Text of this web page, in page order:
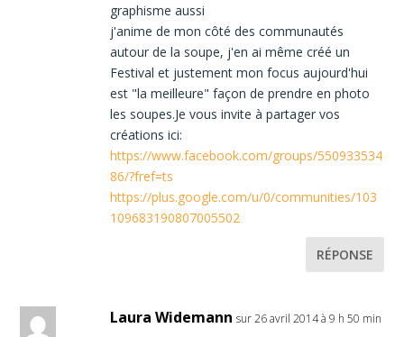
graphisme aussi
j'anime de mon côté des communautés
autour de la soupe, j'en ai même créé un
Festival et justement mon focus aujourd'hui
est "la meilleure" façon de prendre en photo
les soupes.Je vous invite à partager vos
créations ici:
https://www.facebook.com/groups/550933534
86/?fref=ts
https://plus.google.com/u/0/communities/103
109683190807005502
RÉPONSE
Laura Widemann sur 26 avril 2014 à 9 h 50 min